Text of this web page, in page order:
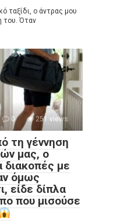
ταξίδι, ο άντρας μου
του. Όταν
0 251 views
τη γέννηση
μας, ο
διακοπές με
όμως
είδε δίπλα
που μισούσε